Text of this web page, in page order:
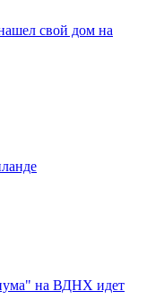
свой дом на
на ВДНХ идет